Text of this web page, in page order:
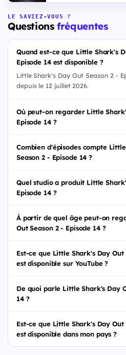
LE SAVIEZ-VOUS ?
Questionsfréquentes
Quand est-ce que Little Shark's
Episode 14 est disponible ?
Little Shark's Day Out Season 2 -
depuis le 12 juillet 2026.
Où peut-on regarder Little
Episode 14 ?
Combien d'épisodes compte
Season 2 - Episode 14 ?
Quel studio a produit Little
Episode 14 ?
À partir de quel âge peut-on
Out Season 2 - Episode 14 ?
Est-ce que Little Shark's Day Out
est disponible sur YouTube ?
De quoi parle Little Shark's Day
14 ?
Est-ce que Little Shark's Day Out
est disponible dans mon pays ?